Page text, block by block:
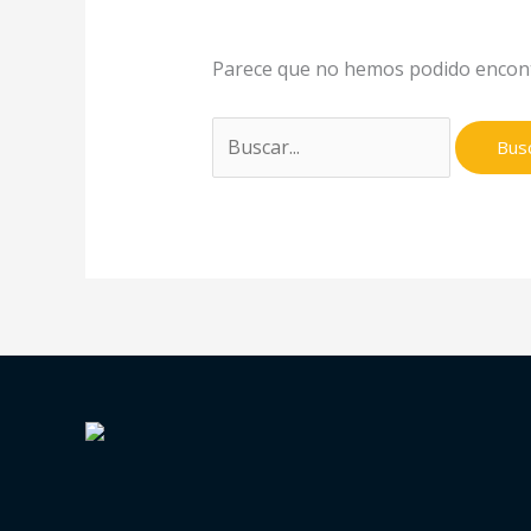
Parece que no hemos podido